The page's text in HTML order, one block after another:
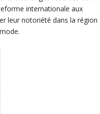
internationale aux
leur notoriété dans la région